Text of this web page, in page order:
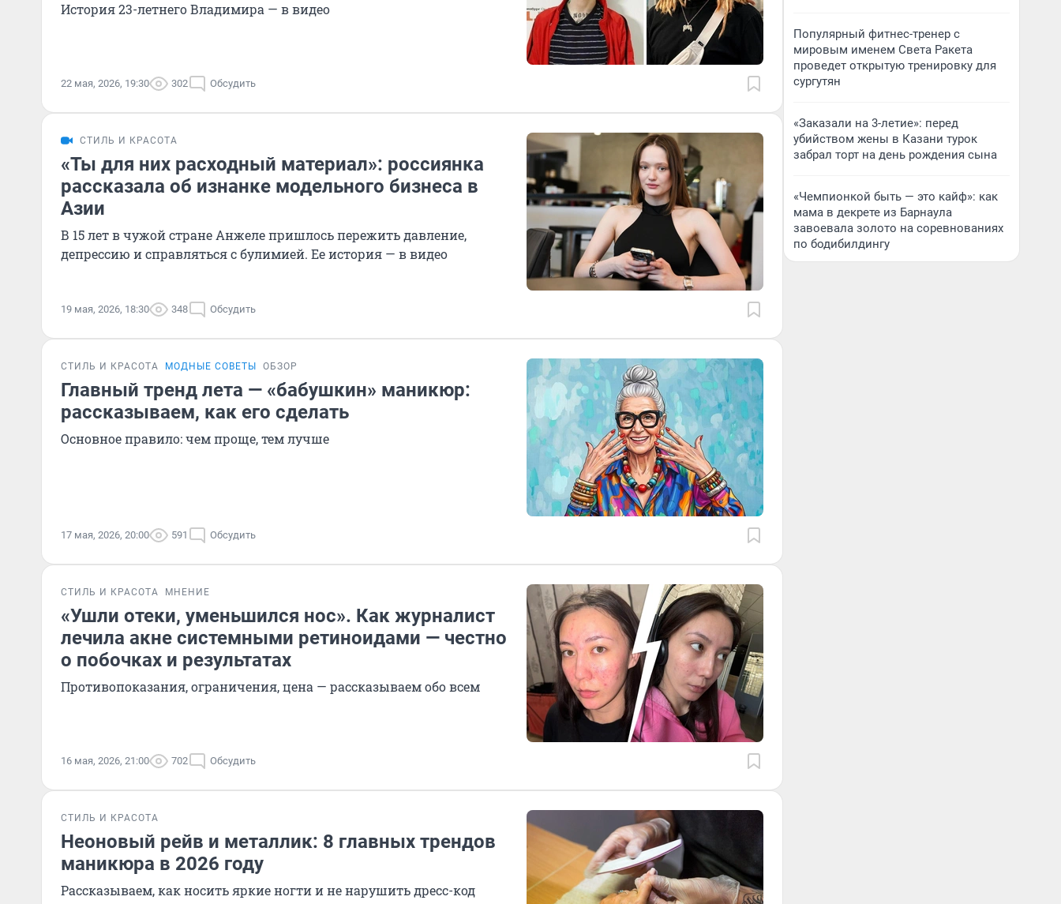
История 23-летнего Владимира — в видео
22 мая, 2026, 19:30 302 Обсудить
СТИЛЬ И КРАСОТА
«Ты для них расходный материал»: россиянка
рассказала об изнанке модельного бизнеса в
Азии
В 15 лет в чужой стране Анжеле пришлось пережить давление,
депрессию и справляться с булимией. Ее история — в видео
19 мая, 2026, 18:30 348 Обсудить
СТИЛЬ И КРАСОТА МОДНЫЕ СОВЕТЫ ОБЗОР
Главный тренд лета — «бабушкин» маникюр:
рассказываем, как его сделать
Основное правило: чем проще, тем лучше
17 мая, 2026, 20:00 591 Обсудить
СТИЛЬ И КРАСОТА МНЕНИЕ
«Ушли отеки, уменьшился нос». Как журналист
лечила акне системными ретиноидами — честно
о побочках и результатах
Противопоказания, ограничения, цена — рассказываем обо всем
16 мая, 2026, 21:00 702 Обсудить
СТИЛЬ И КРАСОТА
Неоновый рейв и металлик: 8 главных трендов
маникюра в 2026 году
Рассказываем, как носить яркие ногти и не нарушить дресс-код
Популярный фитнес-тренер с
мировым именем Света Ракета
проведет открытую тренировку для
сургутян
«Заказали на 3-летие»: перед
убийством жены в Казани турок
забрал торт на день рождения сына
«Чемпионкой быть — это кайф»: как
мама в декрете из Барнаула
завоевала золото на соревнованиях
по бодибилдингу